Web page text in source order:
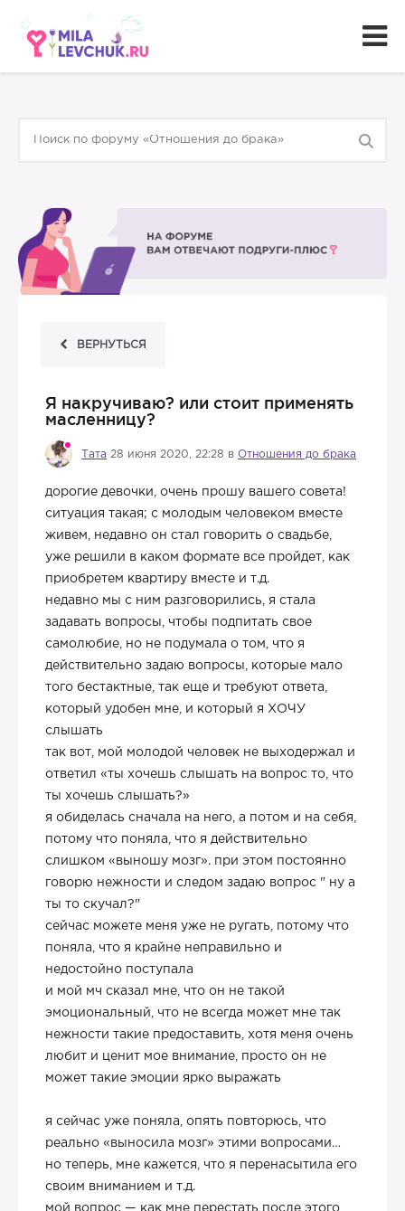
ВЕРНУТЬСЯ
Я накручиваю? или стоит применять
масленницу?
Тата 28 июня 2020, 22:28 в Отношения до брака
дорогие девочки, очень прошу вашего совета!
ситуация такая; с молодым человеком вместе
живем, недавно он стал говорить о свадьбе,
уже решили в каком формате все пройдет, как
приобретем квартиру вместе и т.д.
недавно мы с ним разговорились, я стала
задавать вопросы, чтобы подпитать свое
самолюбие, но не подумала о том, что я
действительно задаю вопросы, которые мало
того бестактные, так еще и требуют ответа,
который удобен мне, и который я ХОЧУ
слышать
так вот, мой молодой человек не выходержал и
ответил «ты хочешь слышать на вопрос то, что
ты хочешь слышать?»
я обиделась сначала на него, а потом и на себя,
потому что поняла, что я действительно
слишком «выношу мозг». при этом постоянно
говорю нежности и следом задаю вопрос " ну а
ты то скучал?"
сейчас можете меня уже не ругать, потому что
поняла, что я крайне неправильно и
недостойно поступала
и мой мч сказал мне, что он не такой
эмоциональный, что не всегда может мне так
нежности такие предоставить, хотя меня очень
любит и ценит мое внимание, просто он не
может такие эмоции ярко выражать
я сейчас уже поняла, опять повторюсь, что
реально «выносила мозг» этими вопросами…
но теперь, мне кажется, что я перенасытила его
своим вниманием и т.д.
мой вопрос — как мне перестать после этого